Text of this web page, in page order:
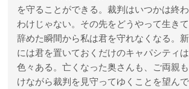
を守ることができる。裁判はいつかは終
わけじゃない。その先をどうやって生き
辞めた瞬間から私は君を守れなくなる。
には君を置いておくだけのキャパシティ
色々ある。亡くなった奥さんも、ご両親
けながら裁判を見守ってゆくことを望ん